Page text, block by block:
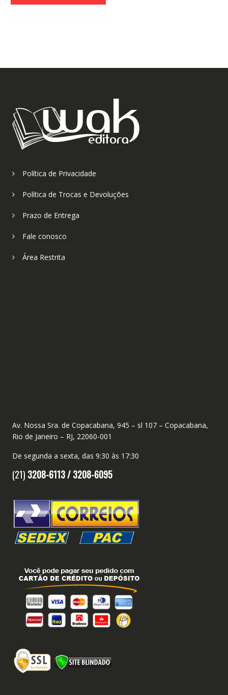
Política de Privacidade
Política de Trocas e Devoluções
Prazo de Entrega
Fale conosco
Área Restrita
Av. Nossa Sra. de Copacabana, 945 – sl 107 – Copacabana,
Rio de Janeiro – RJ, 22060-001
De segunda a sexta, das 9:30 às 17:30
(21) 3208-6113 /3208-6095